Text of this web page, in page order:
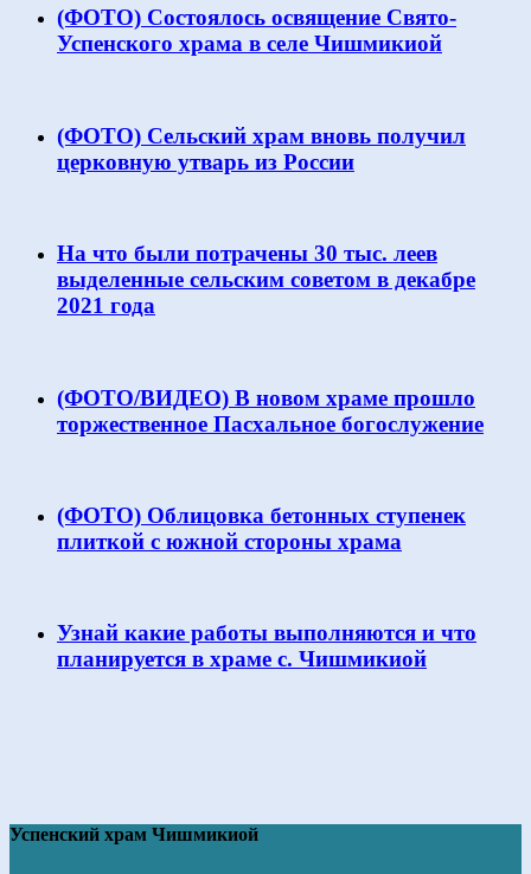
(ФОТО) Состоялось освящение Свято-
Успенского храма в селе Чишмикиой
(ФОТО) Сельский храм вновь получил
церковную утварь из России
На что были потрачены 30 тыс. леев
выделенные сельским советом в декабре
2021 года
(ФОТО/ВИДЕО) В новом храме прошло
торжественное Пасхальное богослужение
(ФОТО) Облицовка бетонных ступенек
плиткой с южной стороны храма
Узнай какие работы выполняются и что
планируется в храме с. Чишмикиой
Успенский храм Чишмикиой